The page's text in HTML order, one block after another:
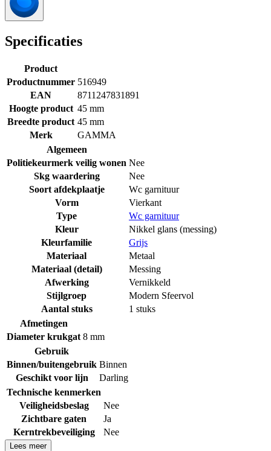
Specificaties
Product
Productnummer 516949
EAN
8711247831891
Hoogte product 45 mm
Breedte product 45 mm
Merk
GAMMA
Algemeen
Politiekeurmerk veilig wonen Nee
Skg waardering
Nee
Soort afdekplaatje
Wc garnituur
Vorm
Vierkant
Type
Wc garnituur
Kleur
Nikkel glans (messing)
Kleurfamilie
Grijs
Materiaal
Metaal
Materiaal (detail)
Messing
Afwerking
Vernikkeld
Stijlgroep
Modern Sfeervol
Aantal stuks
1 stuks
Afmetingen
Diameter krukgat 8 mm
Gebruik
Binnen/buitengebruik Binnen
Geschikt voor lijn
Darling
Technische kenmerken
Veiligheidsbeslag
Nee
Zichtbare gaten
Ja
Kerntrekbeveiliging
Nee
Lees meer